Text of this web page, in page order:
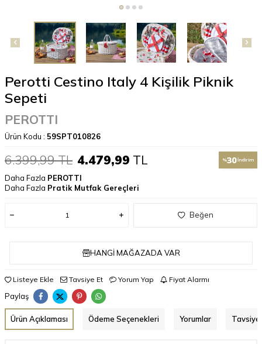
Perotti Cestino Italy 4 Kişilik Piknik
Sepeti
PEROTTI
Ürün Kodu : 59SPT010826
6.399,99TL 4.479,99 TL %30İndirim
Daha Fazla PEROTTI
Daha Fazla Pratik Mutfak Gereçleri
Beğen
HANGI MAĞAZADA VAR
Listeye Ekle Tavsiye Et Yorum Yap Fiyat Alarmı
Paylaş
Ürün Açıklaması Ödeme Seçenekleri Yorumlar Tavsiye